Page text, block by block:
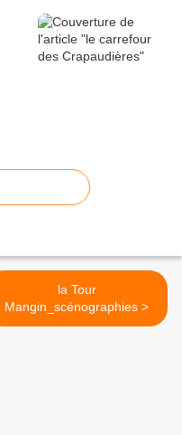
la Tour
Mangin_scénographies >